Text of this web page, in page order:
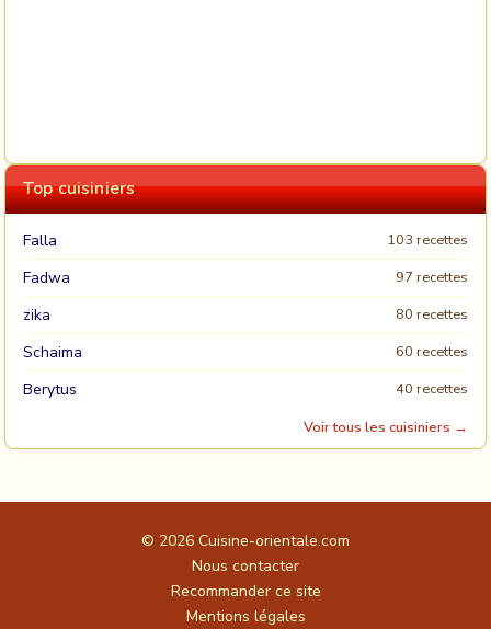
Top cuisiniers
Falla 103 recettes
Fadwa 97 recettes
zika 80 recettes
Schaima 60 recettes
Berytus
40 recettes
Voir tous les cuisiniers →
© 2026 Cuisine-orientale.com
Nous contacter
Recommander ce site
Mentions légales